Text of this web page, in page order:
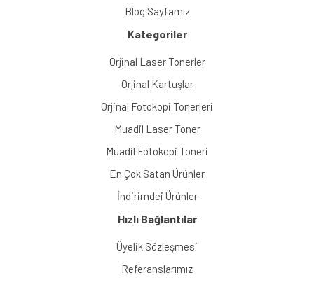
Blog Sayfamız
Kategoriler
Orjinal Laser Tonerler
Orjinal Kartuşlar
Orjinal Fotokopi Tonerleri
Muadil Laser Toner
Muadil Fotokopi Toneri
En Çok Satan Ürünler
İndirimdei Ürünler
Hızlı Bağlantılar
Üyelik Sözleşmesi
Referanslarımız